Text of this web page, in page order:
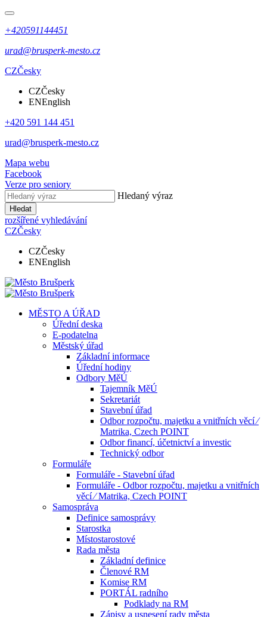
+420591144451
urad@brusperk-mesto.cz
CZČesky
CZČesky
ENEnglish
+420 591 144 451
urad@brusperk-mesto.cz
Mapa webu
Facebook
Verze pro seniory
Hledaný výraz
Hledat
rozšířené vyhledávání
CZČesky
CZČesky
ENEnglish
MĚSTO A ÚŘAD
Úřední deska
E-podatelna
Městský úřad
Základní informace
Úřední hodiny
Odbory MěÚ
Tajemník MěÚ
Sekretariát
Stavební úřad
Odbor rozpočtu, majetku a vnitřních věcí ⁄
Matrika, Czech POINT
Odbor financí, účetnictví a investic
Technický odbor
Formuláře
Formuláře - Stavební úřad
Formuláře - Odbor rozpočtu, majetku a vnitřních
věcí ⁄ Matrika, Czech POINT
Samospráva
Definice samosprávy
Starostka
Místostarostové
Rada města
Základní definice
Členové RM
Komise RM
PORTÁL radního
Podklady na RM
Zápisy a usnesení rady města